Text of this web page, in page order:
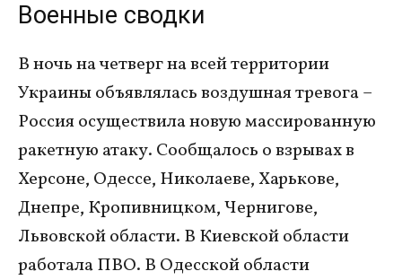
Военные сводки
В ночь на четверг на всей территории
Украины объявлялась воздушная тревога –
Россия осуществила новую массированную
ракетную атаку. Сообщалось о взрывах в
Херсоне, Одессе, Николаеве, Харькове,
Днепре, Кропивницком, Чернигове,
Львовской области. В Киевской области
работала ПВО. В Одесской области